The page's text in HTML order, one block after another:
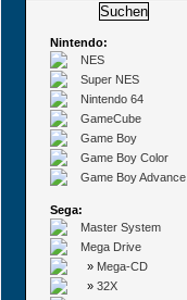
Nintendo:
NES
Super NES
Nintendo 64
GameCube
Game Boy
Game Boy Color
Game Boy Advance
Sega:
Master System
Mega Drive
» Mega-CD
» 32X